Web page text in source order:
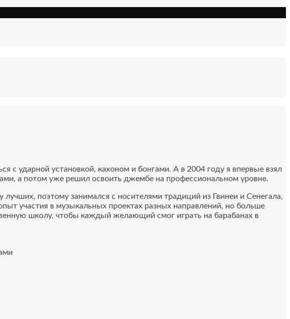
с ударной установкой, кахоном и бонгами. А в 2004 году я впервые взял
а потом уже решил освоить джембе на профессиональном уровне.
лучших, поэтому занимался с носителями традиций из Гвинеи и Сенегала,
участия в музыкальных проектах разных направлений, но больше
школу, чтобы каждый желающий смог играть на барабанах в